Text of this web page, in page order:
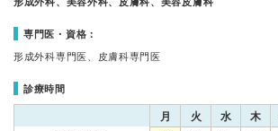
専門医・資格：
形成外科専門医、皮膚科専門医
診療時間
月 火 水 木